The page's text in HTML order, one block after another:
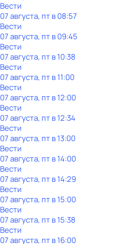
Вести
07 августа, пт в 08:57
Вести
07 августа, пт в 09:45
Вести
07 августа, пт в 10:38
Вести
07 августа, пт в 11:00
Вести
07 августа, пт в 12:00
Вести
07 августа, пт в 12:34
Вести
07 августа, пт в 13:00
Вести
07 августа, пт в 14:00
Вести
07 августа, пт в 14:29
Вести
07 августа, пт в 15:00
Вести
07 августа, пт в 15:38
Вести
07 августа, пт в 16:00